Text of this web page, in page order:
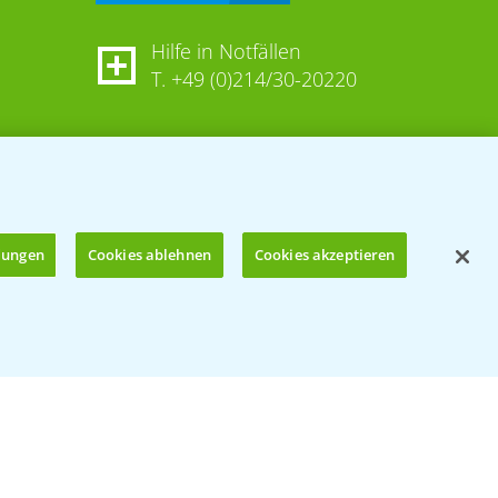
Hilfe in Notfällen
T. +49 (0)214/30-20220
Cookies ablehnen Cookies akzeptieren